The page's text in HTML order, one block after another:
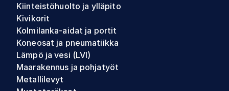
Kiinteistöhuolto ja ylläpito
Kivikorit
Kolmilanka-aidat ja portit
Koneosat ja pneumatiikka
Lämpö ja vesi (LVI)
Maarakennus ja pohjatyöt
Metallilevyt